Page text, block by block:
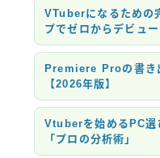
VTuberになるため
プでゼロからデビュー
Premiere Proの書き
【2026年版】
Vtuberを始めるPC選
「プロの分析術」